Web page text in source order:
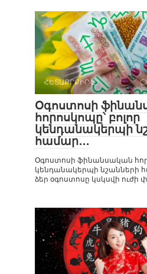
ՀԵՏԱՔՐՔԻՐ Է
Օգոստոսի
հորոսկոպը՝ բոլոր
կենդանակերպի
համար․․․
Օգոստոսի ֆինանսական
կենդանակերպի նշանների
ձեր օգոստոսը կսկսվի ուժի